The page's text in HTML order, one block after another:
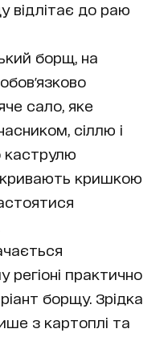
відлітає до раю
борщ, на
сало, яке
сіллю і
каструлю
кришкою
регіоні практично
борщу. Зрідка
з картоплі та